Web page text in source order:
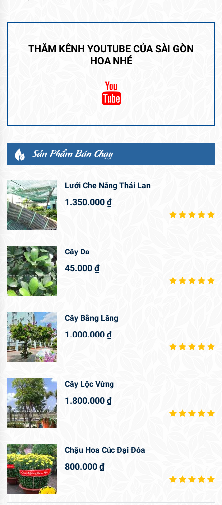
THĂM KÊNH YOUTUBE CỦA SÀI GÒN
HOA NHÉ
Sản Phẩm Bán Chạy
Lưới Che Nắng Thái Lan
1.350.000₫
Cây Da
45.000₫
Cây Bằng Lăng
1.000.000₫
Cây Lộc Vừng
1.800.000₫
Chậu Hoa Cúc Đại Đóa
800.000₫